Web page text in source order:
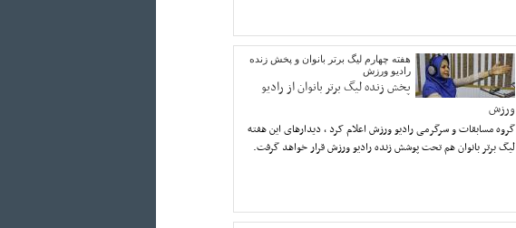
هفته چهارم لیگ برتر بانوان و پخش زنده
رادیو ورزش
پخش زنده لیگ برتر بانوان از رادیو
ورزش
گروه مسابقات و سرگرمی رادیو ورزش اعلام کرد ، دیدارهای این هفته
لیگ برتر بانوان هم تحت پوشش زنده رادیو ورزش قرار خواهد گرفت.